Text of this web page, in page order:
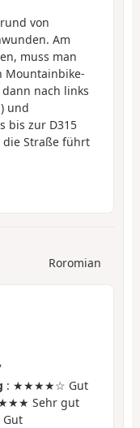
von
Am
muss man
Mountainbike-
nach links
und
bis zur D315
die Straße führt
Roromian
: ★★★★☆ Gut
Sehr gut